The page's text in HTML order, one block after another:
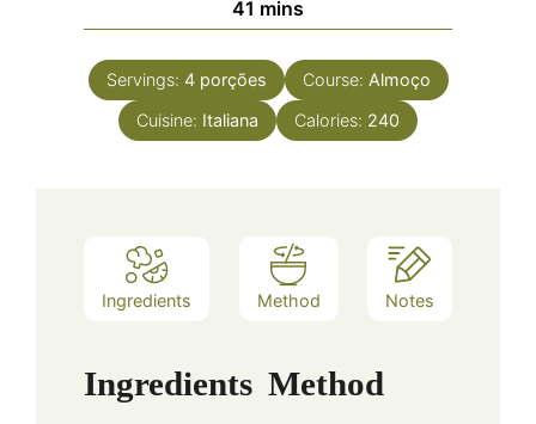
41 minutes
mins
Servings: 4 porções Course: Almoço
Cuisine: Italiana Calories: 240
Ingredients Method Notes
Ingredients Method